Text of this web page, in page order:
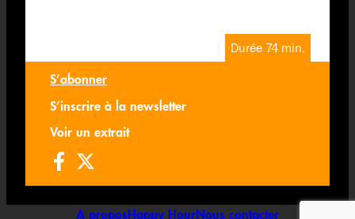
Durée 74 min.
S’abonner
S’inscrire à la newsletter
Voir un extrait
A propos Happy HourNous contacter